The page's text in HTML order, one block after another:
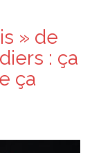
» de
: ça
ça